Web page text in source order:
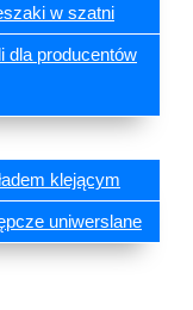
w szatni
dla producentów
klejącym
uniwerslane